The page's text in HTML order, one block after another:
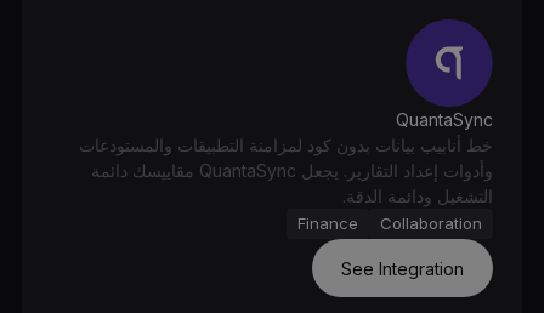
QuantaSync
خط أنابيب بيانات بدون كود لمزامنة التطبيقات والمستودعات
وأدوات إعداد التقارير. يجعل QuantaSync مقاييسك دائمة
التشغيل ودائمة الدقة.
Collaboration
Finance
See Integration